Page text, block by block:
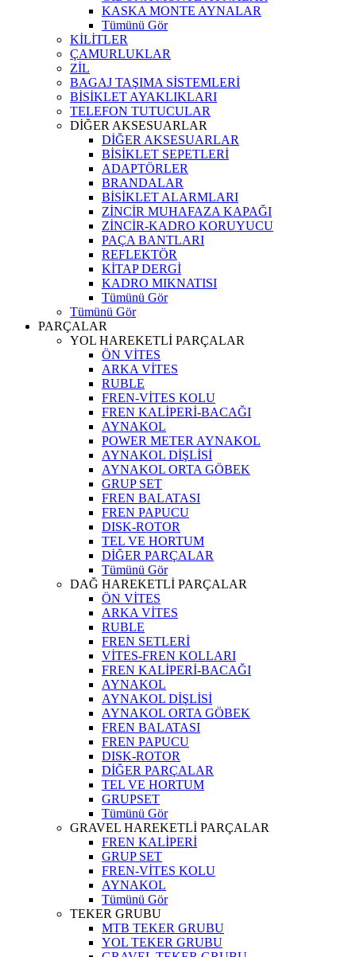
KASKA MONTE AYNALAR
Tümünü Gör
KİLİTLER
ÇAMURLUKLAR
ZİL
BAGAJ TAŞIMA SİSTEMLERİ
BİSİKLET AYAKLIKLARI
TELEFON TUTUCULAR
DİĞER AKSESUARLAR
DİĞER AKSESUARLAR
BİSİKLET SEPETLERİ
ADAPTÖRLER
BRANDALAR
BİSİKLET ALARMLARI
ZİNCİR MUHAFAZA KAPAĞI
ZİNCİR-KADRO KORUYUCU
PAÇA BANTLARI
REFLEKTÖR
KİTAP DERGİ
KADRO MIKNATISI
Tümünü Gör
Tümünü Gör
PARÇALAR
YOL HAREKETLİ PARÇALAR
ÖN VİTES
ARKA VİTES
RUBLE
FREN-VİTES KOLU
FREN KALİPERİ-BACAĞI
AYNAKOL
POWER METER AYNAKOL
AYNAKOL DİŞLİSİ
AYNAKOL ORTA GÖBEK
GRUP SET
FREN BALATASI
FREN PAPUCU
DISK-ROTOR
TEL VE HORTUM
DİĞER PARÇALAR
Tümünü Gör
DAĞ HAREKETLİ PARÇALAR
ÖN VİTES
ARKA VİTES
RUBLE
FREN SETLERİ
VİTES-FREN KOLLARI
FREN KALİPERİ-BACAĞI
AYNAKOL
AYNAKOL DİŞLİSİ
AYNAKOL ORTA GÖBEK
FREN BALATASI
FREN PAPUCU
DISK-ROTOR
DİĞER PARÇALAR
TEL VE HORTUM
GRUPSET
Tümünü Gör
GRAVEL HAREKETLİ PARÇALAR
FREN KALİPERİ
GRUP SET
FREN-VİTES KOLU
AYNAKOL
Tümünü Gör
TEKER GRUBU
MTB TEKER GRUBU
YOL TEKER GRUBU